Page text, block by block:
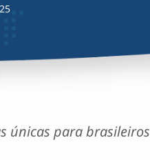
únicas para brasileiros